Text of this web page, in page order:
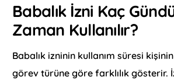
Babalık İzni Kaç
Zaman Kullanılır?
Babalık izninin kullanım süresi
görev türüne göre farklılık gösterir.